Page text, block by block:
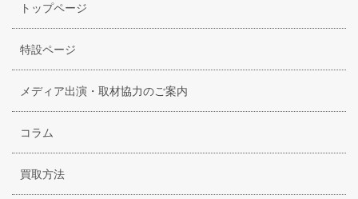
とデザインの絶妙さが裏原系ブームが過ぎ去った今でも根強
いファンが多いブランドとしても有名です。シンプルなジャ
ケットから、デザイン性の高いシャツまでどのアイテムにも
機能性が携わっており、お洒落と便利を兼ね備えたファッシ
ョンが楽しめます。
トップページ
特設ページ
メディア出演・取材協力のご案内
コラム
買取方法